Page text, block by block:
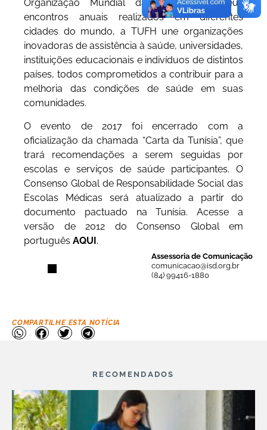
Organização Mundial da Saúde. Em seus
encontros anuais realizados em diferentes
cidades do mundo, a TUFH une organizações
inovadoras de assistência à saúde, universidades,
instituições educacionais e indivíduos de distintos
países, todos comprometidos a contribuir para a
melhoria das condições de saúde em suas
comunidades.
O evento de 2017 foi encerrado com a
oficialização da chamada “Carta da Tunísia”, que
trará recomendações a serem seguidas por
escolas e serviços de saúde participantes. O
Consenso Global de Responsabilidade Social das
Escolas Médicas será atualizado a partir do
documento pactuado na Tunísia. Acesse a
versão de 2012 do Consenso Global em
português AQUI.
Assessoria de Comunicação
comunicacao@isd.org.br
(84) 99416-1880
COMPARTILHE ESTA NOTÍCIA
RECOMENDADOS